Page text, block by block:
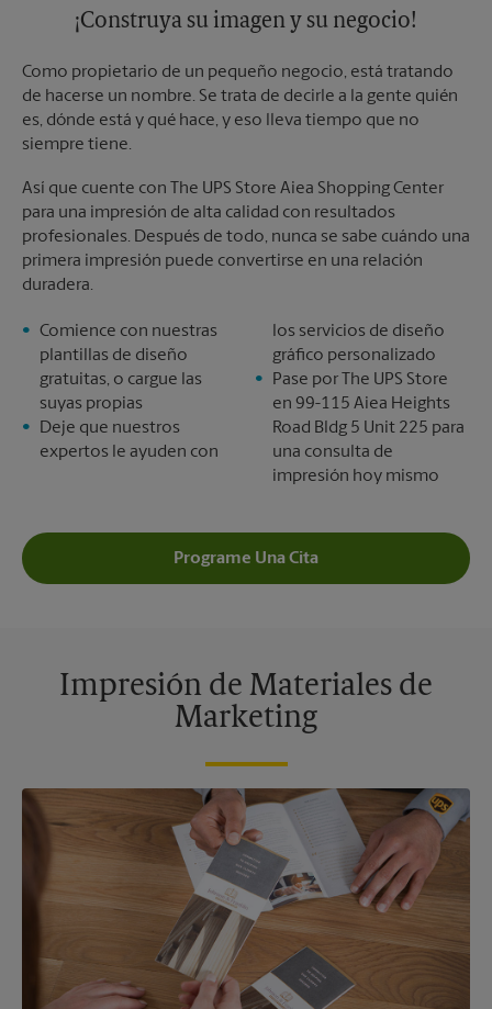
¡Construya su imagen y su negocio!
Como propietario de un pequeño negocio, está tratando
de hacerse un nombre. Se trata de decirle a la gente quién
es, dónde está y qué hace, y eso lleva tiempo que no
siempre tiene.
Así que cuente con The UPS Store Aiea Shopping Center
para una impresión de alta calidad con resultados
profesionales. Después de todo, nunca se sabe cuándo una
primera impresión puede convertirse en una relación
duradera.
Comience con nuestras
plantillas de diseño
gratuitas, o cargue las
suyas propias
Deje que nuestros
expertos le ayuden con
los servicios de diseño
gráfico personalizado
Pase por The UPS Store
en 99-115 Aiea Heights
Road Bldg 5 Unit 225 para
una consulta de
impresión hoy mismo
Programe Una Cita
Impresión de Materiales de
Marketing